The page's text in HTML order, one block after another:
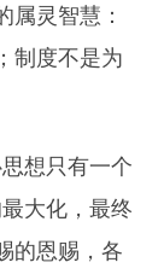
属灵智慧：
制度不是为
想只有一个
大化，最终
的恩赐，各